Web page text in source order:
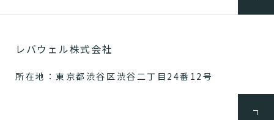
レバウェル株式会社
所在地：東京都渋谷区渋谷二丁目24番12号